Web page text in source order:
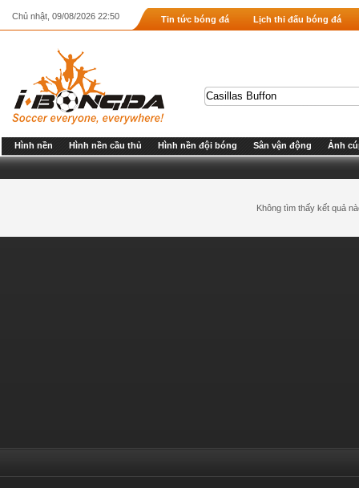
Chủ nhật, 09/08/2026 22:50 Tin tức bóng đá Lịch thi đấu bóng đá
Hình nền Hình nền cầu thủ Hình nền đội bóng Sân vận động Ảnh
Không tìm thấy kết quả